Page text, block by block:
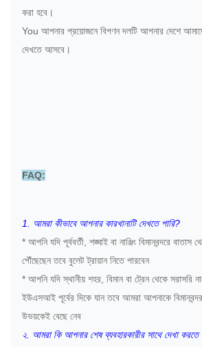
করা হবে।
You আপনার প্রয়োজনে বিপণন দলটি আপনার দেশে
দেখতে আসবে।
FAQ:
1. আমরা কীভাবে আপনার কারখানাটি দেখতে পারি?
* আপনি যদি পূর্ববর্তী, শঙ্ঘাই বা নাঞ্জিং বিমানবন্দরে
পৌঁছেছেন তবে বুলেট ট্রায়ান নিতে পারবেন
* আপনি যদি স্থানীয় শহর, বিমান বা ট্রেন থেকে সরাসরি
ইউএসআই পূর্বের দিকে যান তবে আমরা আপনাকে
উভয়কেই বেছে নেব
২. আমরা কি আপনার শেষ ব্যবহারকারীর সাথে দেখা করতে